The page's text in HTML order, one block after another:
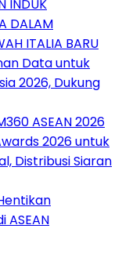
INDUK
DALAM
ITALIA BARU
Data untuk
2026, Dukung
ASEAN 2026
2026 untuk
Distribusi Siaran
ASEAN